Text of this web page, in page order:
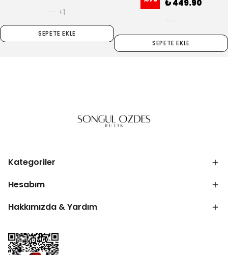
SEPETE EKLE
Kategoriler
Hesabım
Hakkımızda & Yardım